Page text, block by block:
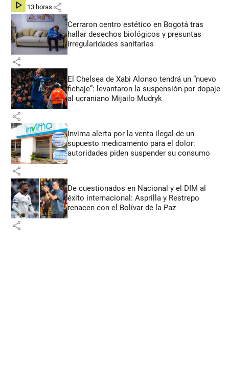
hace 13 horas share
Cerraron centro estético en Bogotá tras
hallar desechos biológicos y presuntas
irregularidades sanitarias
share
El Chelsea de Xabi Alonso tendrá un “nuevo
fichaje”: levantaron la suspensión por dopaje
al ucraniano Mijailo Mudryk
share
Invima alerta por la venta ilegal de un
supuesto medicamento para el dolor:
autoridades piden suspender su consumo
share
De cuestionados en Nacional y el DIM al
éxito internacional: Asprilla y Restrepo
renacen con el Bolívar de la Paz
share